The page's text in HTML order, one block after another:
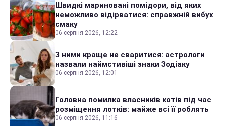
Швидкі мариновані помідори, від яких
неможливо відірватися: справжній вибух
смаку
06 серпня 2026, 12:22
З ними краще не сваритися: астрологи
назвали наймстивіші знаки Зодіаку
06 серпня 2026, 12:01
Головна помилка власників котів під час
розміщення лотків: майже всі її роблять
06 серпня 2026, 11:16